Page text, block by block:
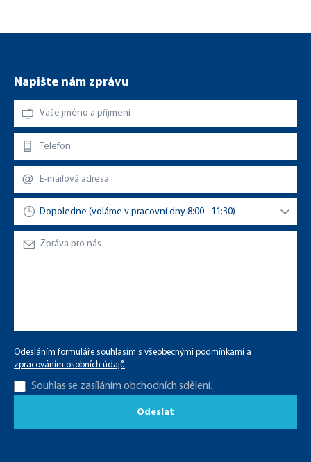
Napište nám zprávu
Odesláním formuláře souhlasím s všeobecnými podmínkami a
zpracováním osobních údajů.
Souhlas se zasíláním obchodních sdělení.
Odeslat